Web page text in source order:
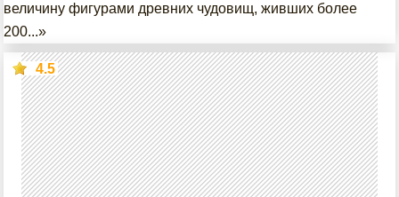
величину фигурами древних чудовищ, живших более
200...»
4.5